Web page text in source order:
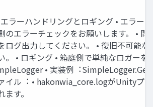
ラーハンドリングとロギング • エラー
のエラーチェックをお願いします。 •
ログ出⼒してください。 • 復旧不可能
。 • ロギング • 箱庭側で単純なロガーを
• 実装例
イル︓ • hakonwia_core.logがUnityプ
ます。